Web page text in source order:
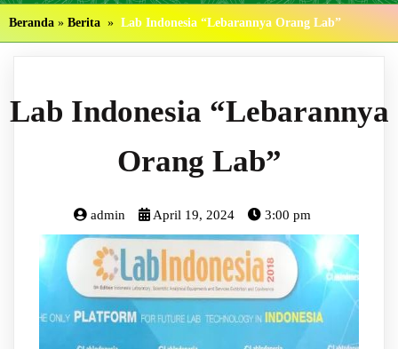
Beranda » Berita » Lab Indonesia “Lebarannya Orang Lab”
Lab Indonesia “Lebarannya
Orang Lab”
admin April 19, 2024 3:00 pm